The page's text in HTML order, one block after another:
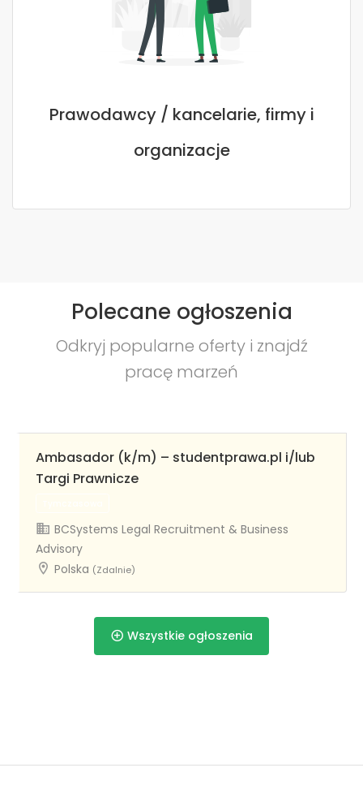
Prawodawcy / kancelarie, firmy i
organizacje
Polecane ogłoszenia
Odkryj popularne oferty i znajdź
pracę marzeń
Ambasador (k/m) – studentprawa.pl i/lub
Targi Prawnicze
BCSystems Legal Recruitment & Business
Advisory
Polska (Zdalnie)
Wszystkie ogłoszenia